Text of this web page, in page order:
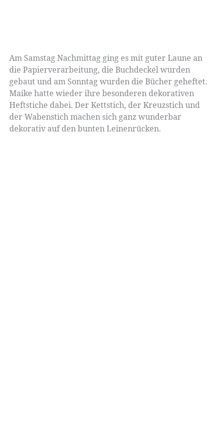
Am Samstag Nachmittag ging es mit guter Laune an
die Papierverarbeitung, die Buchdeckel wurden
gebaut und am Sonntag wurden die Bücher geheftet.
Maike hatte wieder ihre besonderen dekorativen
Heftstiche dabei. Der Kettstich, der Kreuzstich und
der Wabenstich machen sich ganz wunderbar
dekorativ auf den bunten Leinenrücken.